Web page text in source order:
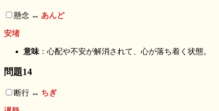
懸念 ↔︎ あんど
安堵
意味 ：心配や不安が解消されて、心が落ち着く状態。
問題14
断行 ↔︎ ちぎ